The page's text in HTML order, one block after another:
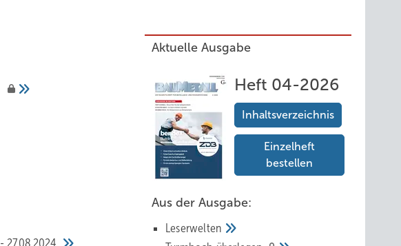
27.08.2024
Aktuelle Ausgabe
Heft 04-2026
Inhaltsverzeichnis
Einzelheft
bestellen
Aus der Ausgabe:
Leserwelten